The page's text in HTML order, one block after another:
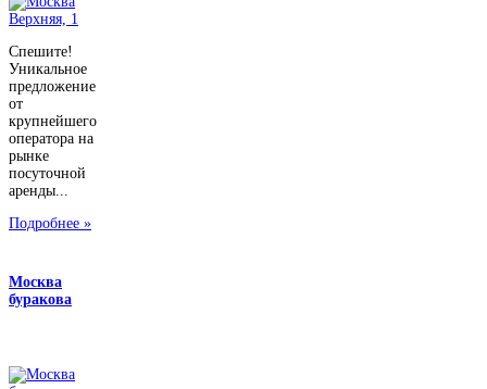
Спешите!
Уникальное
предложение
от
крупнейшего
оператора на
рынке
посуточной
аренды...
Подробнее »
Москва
буракова